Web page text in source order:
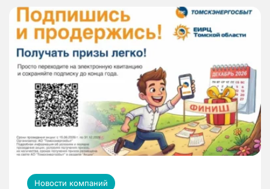
Новости компаний